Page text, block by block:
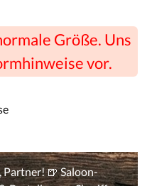
Größe. Uns
vor.